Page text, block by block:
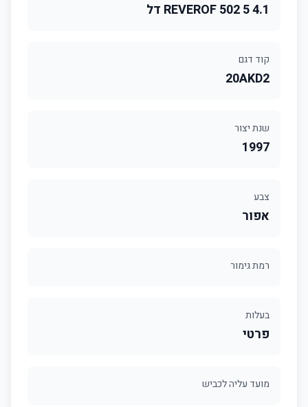
4.1 REVEROF 502 5 דל
קוד דגם
20AKD2
שנת יצור
1997
צבע
אפור
רמת גימור
בעלות
פרטי
מועד עליה לכביש